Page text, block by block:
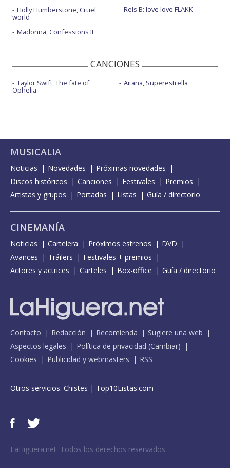
Holly Humberstone, Cruel
world
Madonna, Confessions II
Rels B: love love FLAKK
CANCIONES
Taylor Swift, The fate of
Ophelia
Aitana, Superestrella
MUSICALIA
Noticias Novedades
Próximas novedades
Discos históricos
Canciones Festivales
Premios
Artistas y grupos
Portadas Listas Guía / directorio
CINEMANÍA
Noticias Cartelera Próximos estrenos
DVD
Avances
Tráilers
Festivales + premios
Actores y actrices
Carteles Box-office Guía / directorio
Contacto Redacción Recomienda
Sugiere una web
Aspectos legales
Política de privacidad (Cambiar)
Cookies
Publicidad y webmasters RSS
Otros servicios: Chistes | Top10Listas.com
LaHiguera.net. Todos los derechos reservados